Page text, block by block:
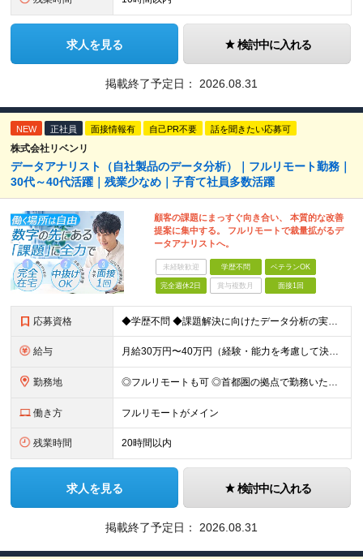
求人を見る 検討中に入れる
掲載終了予定日： 2026.08.31
NEW 正社員 面接情報有 自己PR不要 話を聞きたい応募可
株式会社リベンリ
データアナリスト（自社製品のデータ分析）｜フルリモート勤務｜
30代～40代活躍｜残業少なめ｜子育て社員多数活躍
顧客の課題にまっすぐ向き合い、 本質的な改善
提案に集中する。 フルリモートで裁量拡がるデ
ータアナリストへ。
未経験歓迎 学歴不問 ベテランOK
完全週休2日 賞与複数月 面接1回
応募資格 ◆学歴不問 ◆課題解決に向けたデータ分析の実務経験 ※事業会社でのご経験をお持ちの方、 データ分析～プレゼンまでのご経験をお持ちの方は尚歓迎します ＜歓迎要件・求める人物像＞ ◎複雑な課題を整理し
給与 月給30万円〜40万円（経験・能力を考慮して決定） ※固定残業代20時間分（4.0〜5.5万円）含む／超過分は全額支給 ※経験・スキルを考慮のうえ決定いたします ※6ヶ月の試用期間あり。期間中の待遇に
勤務地 ◎フルリモートも可 ◎首都圏の拠点で勤務いただくことを想定しております ■本社（湘南本社） 神奈川県藤沢市辻堂神台2-2-1 アイクロス湘南8階 └JR東海道線「辻堂駅」徒歩3分 ■東北支社 秋田
働き方 フルリモートがメイン
残業時間 20時間以内
求人を見る 検討中に入れる
掲載終了予定日： 2026.08.31